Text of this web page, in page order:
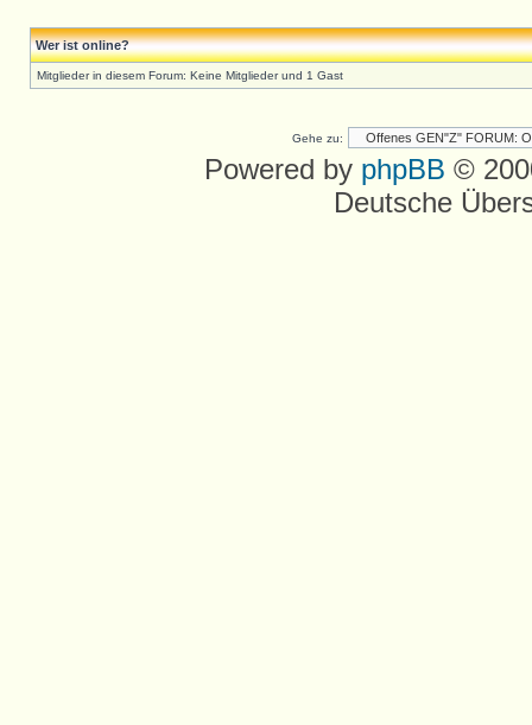
Wer ist online?
Mitglieder in diesem Forum: Keine Mitglieder und 1 Gast
Gehe zu:
Powered by phpBB ©
Deutsche